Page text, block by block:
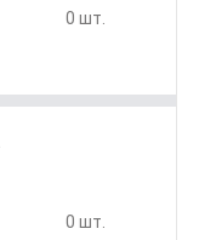
0 шт.
0 шт.